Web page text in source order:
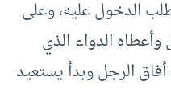
الدخول عليه، وعلى
الدواء الذي
الرجل وبدأ يستعيد